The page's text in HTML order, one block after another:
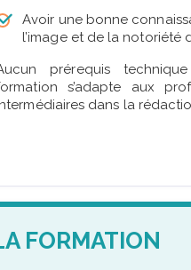
Avoir une bonne
l’image et de la notoriété
prérequis
s’adapte aux
dans la
FORMATION